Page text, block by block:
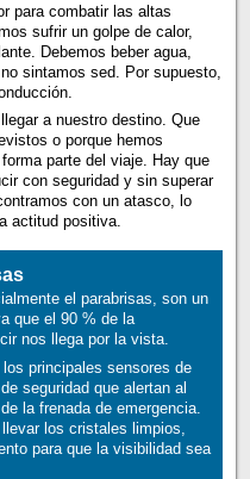
para combatir las altas
sufrir un golpe de calor,
Debemos beber agua,
sintamos sed. Por supuesto,
a nuestro destino. Que
o porque hemos
parte del viaje. Hay que
con seguridad y sin superar
con un atasco, lo
actitud positiva.
el parabrisas, son un
que el 90 % de la
nos llega por la vista.
principales sensores de
seguridad que alertan al
la frenada de emergencia.
los cristales limpios,
para que la visibilidad sea